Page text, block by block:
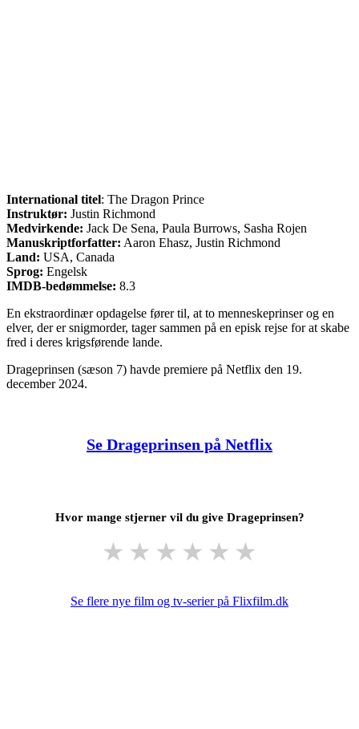
International titel: The Dragon Prince
Instruktør: Justin Richmond
Medvirkende: Jack De Sena, Paula Burrows, Sasha Rojen
Manuskriptforfatter: Aaron Ehasz, Justin Richmond
Land: USA, Canada
Sprog: Engelsk
IMDB-bedømmelse: 8.3
En ekstraordinær opdagelse fører til, at to menneskeprinser og en
elver, der er snigmorder, tager sammen på en episk rejse for at skabe
fred i deres krigsførende lande.
Drageprinsen (sæson 7) havde premiere på Netflix den 19.
december 2024.
Se Drageprinsen på Netflix
Hvor mange stjerner vil du give Drageprinsen?
★ ★ ★ ★ ★ ★
Se flere nye film og tv-serier på Flixfilm.dk